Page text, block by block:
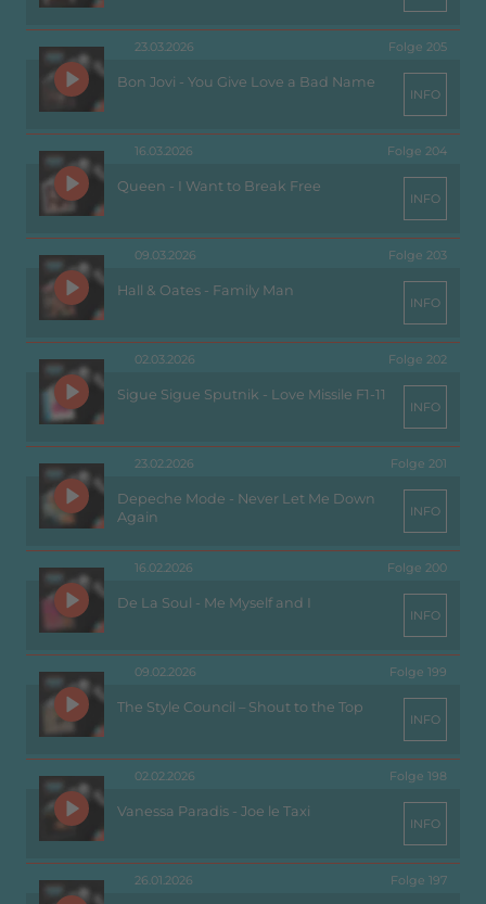
23.03.2026 Folge 205
Bon Jovi - You Give Love a Bad Name
INFO
16.03.2026 Folge 204
Queen - I Want to Break Free
INFO
09.03.2026 Folge 203
Hall & Oates - Family Man
INFO
02.03.2026 Folge 202
Sigue Sigue Sputnik - Love Missile F1-11
INFO
23.02.2026 Folge 201
Depeche Mode - Never Let Me Down
Again
INFO
16.02.2026 Folge 200
De La Soul - Me Myself and I
INFO
09.02.2026 Folge 199
The Style Council – Shout to the Top
INFO
02.02.2026 Folge 198
Vanessa Paradis - Joe le Taxi
INFO
26.01.2026 Folge 197